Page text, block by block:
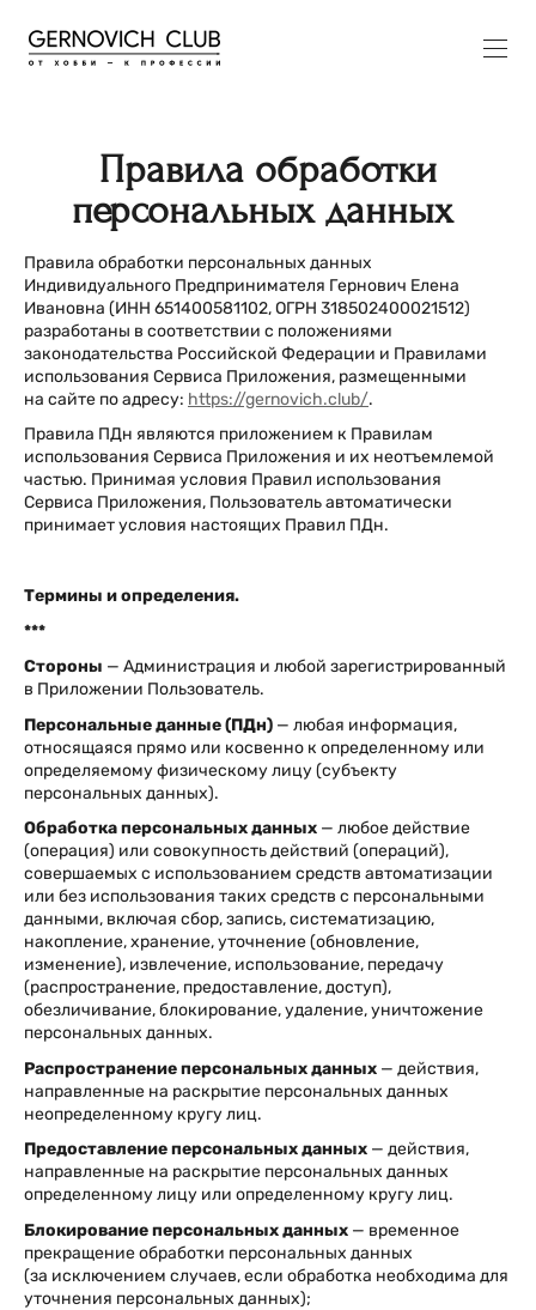
Правила обработки
персональных данных
Правила обработки персональных данных
Индивидуального Предпринимателя Гернович Елена
Ивановна (ИНН 651400581102, ОГРН 318502400021512)
разработаны в соответствии с положениями
законодательства Российской Федерации и Правилами
использования Сервиса Приложения, размещенными
на сайте по адресу: https://gernovich.club/.
Правила ПДн являются приложением к Правилам
использования Сервиса Приложения и их неотъемлемой
частью. Принимая условия Правил использования
Сервиса Приложения, Пользователь автоматически
принимает условия настоящих Правил ПДн.
Термины и определения.
***
Стороны — Администрация и любой зарегистрированный
в Приложении Пользователь.
Персональные данные (ПДн) — любая информация,
относящаяся прямо или косвенно к определенному или
определяемому физическому лицу (субъекту
персональных данных).
Обработка персональных данных — любое действие
(операция) или совокупность действий (операций),
совершаемых с использованием средств автоматизации
или без использования таких средств с персональными
данными, включая сбор, запись, систематизацию,
накопление, хранение, уточнение (обновление,
изменение), извлечение, использование, передачу
(распространение, предоставление, доступ),
обезличивание, блокирование, удаление, уничтожение
персональных данных.
Распространение персональных данных — действия,
направленные на раскрытие персональных данных
неопределенному кругу лиц.
Предоставление персональных данных — действия,
направленные на раскрытие персональных данных
определенному лицу или определенному кругу лиц.
Блокирование персональных данных — временное
прекращение обработки персональных данных
(за исключением случаев, если обработка необходима для
уточнения персональных данных);